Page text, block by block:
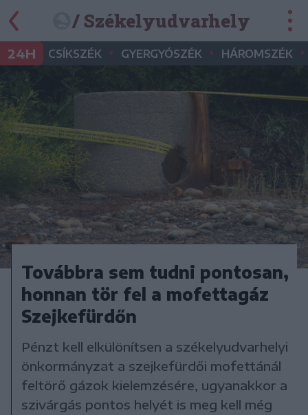
/ Székelyudvarhely
24H CSÍKSZÉK • GYERGYÓSZÉK • HÁROMSZÉK •
Továbbra sem tudni pontosan,
honnan tör fel a mofettagáz
Szejkefürdőn
Pénzt kell elkülönítsen a székelyudvarhelyi
önkormányzat a szejkefürdői mofettánál
feltörő gázok kielemzésére, ugyanakkor a
szivárgás pontos helyét is meg kell még